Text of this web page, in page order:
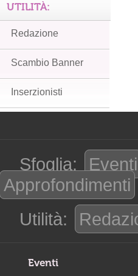
UTILITÀ:
Redazione
Scambio Banner
Inserzionisti
Sfoglia: Eventi
Approfondimenti
Utilità:
Eventi